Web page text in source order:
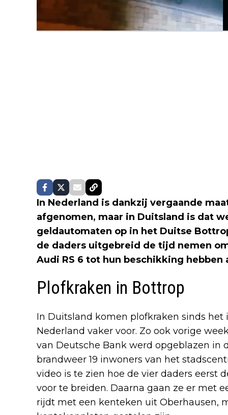
In Nederland is dankzij vergaande
afgenomen, maar in Duitsland is dat
geldautomaten op in het Duitse
de daders uitgebreid de tijd nemen
Audi RS 6 tot hun beschikking hebben
Plofkraken in Bottrop
In Duitsland komen plofkraken sinds
Nederland vaker voor. Zo ook vorige
van Deutsche Bank werd opgeblazen in
brandweer 19 inwoners van het
video is te zien hoe de vier daders eerst
voor te breiden. Daarna gaan ze er met
rijdt met een kenteken uit Oberhausen,